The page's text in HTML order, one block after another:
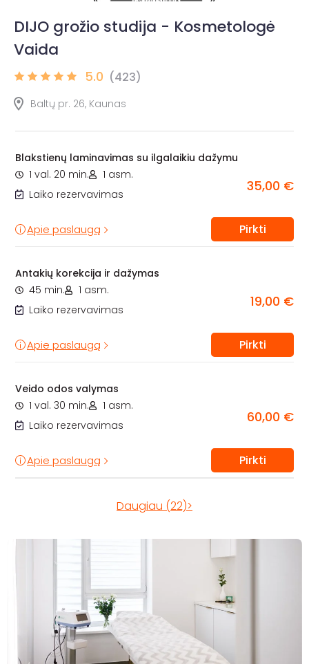
DIJO grožio studija - Kosmetologė
Vaida
5.0 (423)
Baltų pr. 26, Kaunas
Blakstienų laminavimas su ilgalaikiu dažymu
1 val. 20 min.
1 asm.
Laiko rezervavimas
35,00 €
Apie paslaugą Pirkti
Antakių korekcija ir dažymas
45 min.
1 asm.
Laiko rezervavimas
19,00 €
Apie paslaugą Pirkti
Veido odos valymas
1 val. 30 min.
1 asm.
Laiko rezervavimas
60,00 €
Apie paslaugą Pirkti
Daugiau (22)>